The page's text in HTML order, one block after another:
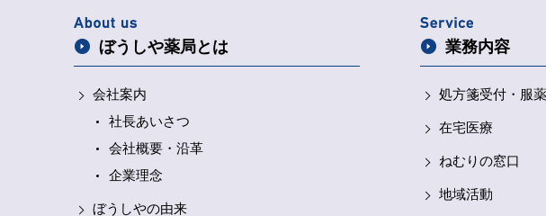
ぼうしや薬局とは
会社案内
社長あいさつ
会社概要・沿革
企業理念
ぼうしやの由来
業務内容
処方箋受付・ 服
在宅医療
ねむりの窓口
地域活動